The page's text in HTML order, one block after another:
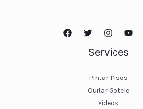
Services
Pintar Pisos
Quitar Gotele
Videos